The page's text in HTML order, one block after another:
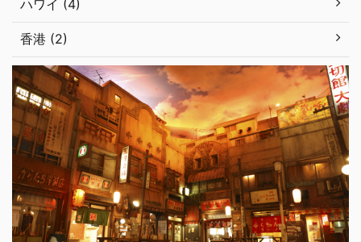
ハワイ (4)
香港 (2)